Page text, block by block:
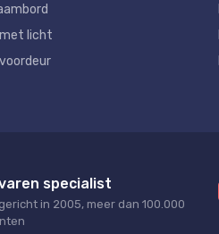
licht
specialist
in 2005, meer dan 100.000